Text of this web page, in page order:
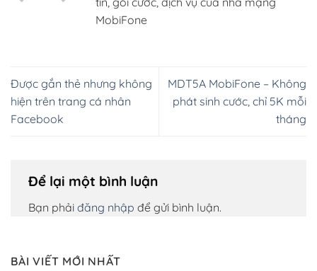
MobiFone
Được gắn thẻ nhưng không
hiện trên trang cá nhân
Facebook
MDT5A MobiFone – Không
phát sinh cước, chỉ 5K mỗi
tháng
Để lại một bình luận
Bạn phải đăng nhập để gửi bình luận.
BÀI VIẾT MỚI NHẤT